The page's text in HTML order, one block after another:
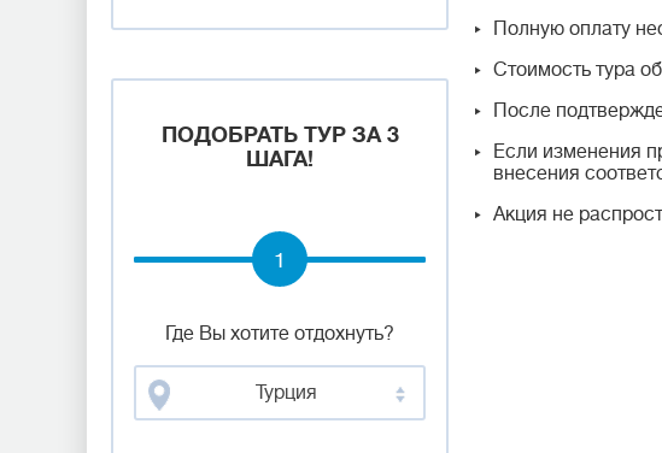
ПОДОБРАТЬ ТУР ЗА 3
ШАГА!
Где Вы хотите отдохнуть?
Турция
1
Полную оплату
Стоимость тура
После
Если изменения
внесения
Акция не